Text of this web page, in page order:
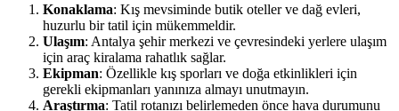
Konaklama: Kış mevsiminde butik oteller ve dağ evleri,
huzurlu bir tatil için mükemmeldir.
Ulaşım: Antalya şehir merkezi ve çevresindeki yerlere ulaşım
için araç kiralama rahatlık sağlar.
Ekipman: Özellikle kış sporları ve doğa etkinlikleri için
gerekli ekipmanları yanınıza almayı unutmayın.
Araştırma: Tatil rotanızı belirlemeden önce hava durumunu